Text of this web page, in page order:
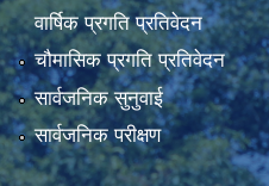
वार्षिक प्रगति प्रतिवेदन
चौमासिक प्रगति प्रतिवेदन
सार्वजनिक सुनुवाई
सार्वजनिक परीक्षण